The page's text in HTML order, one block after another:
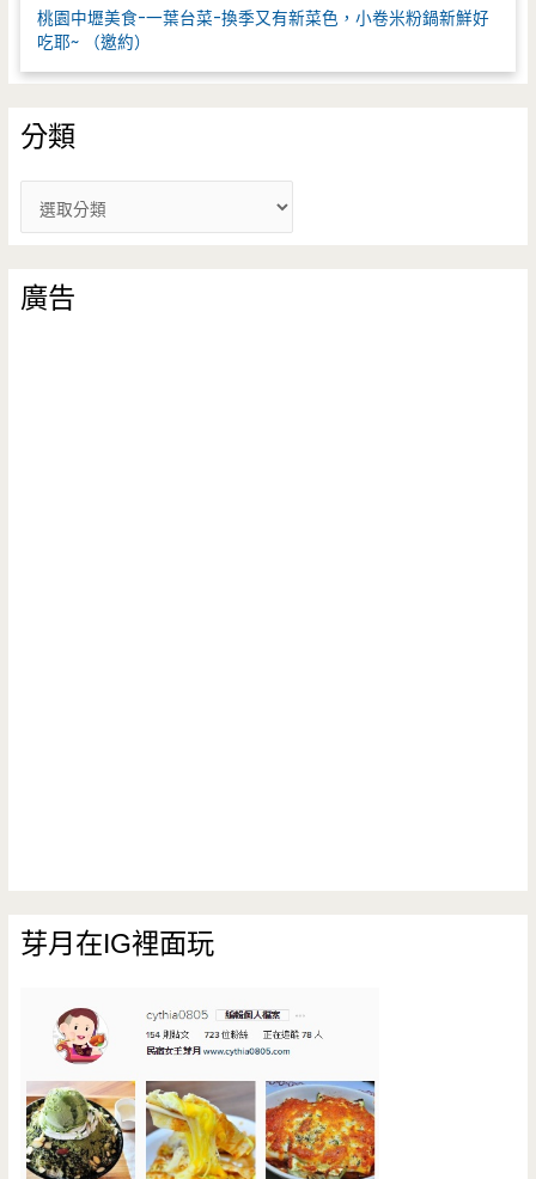
桃園中壢美食-一葉台菜-換季又有新菜色，小卷米粉鍋新鮮好
吃耶~ （邀約）
分類
類
廣告
芽月在IG裡面玩